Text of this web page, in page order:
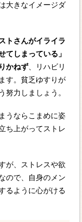
大きなイメージダ
トさんがイライラ
てしまっている」
かねず 、リハビリ
す。貧乏ゆすりが
努力しましょう。
うならこまめに姿
ち上がってストレ
が、ストレスや欲
ので、自身のメン
るように心がける